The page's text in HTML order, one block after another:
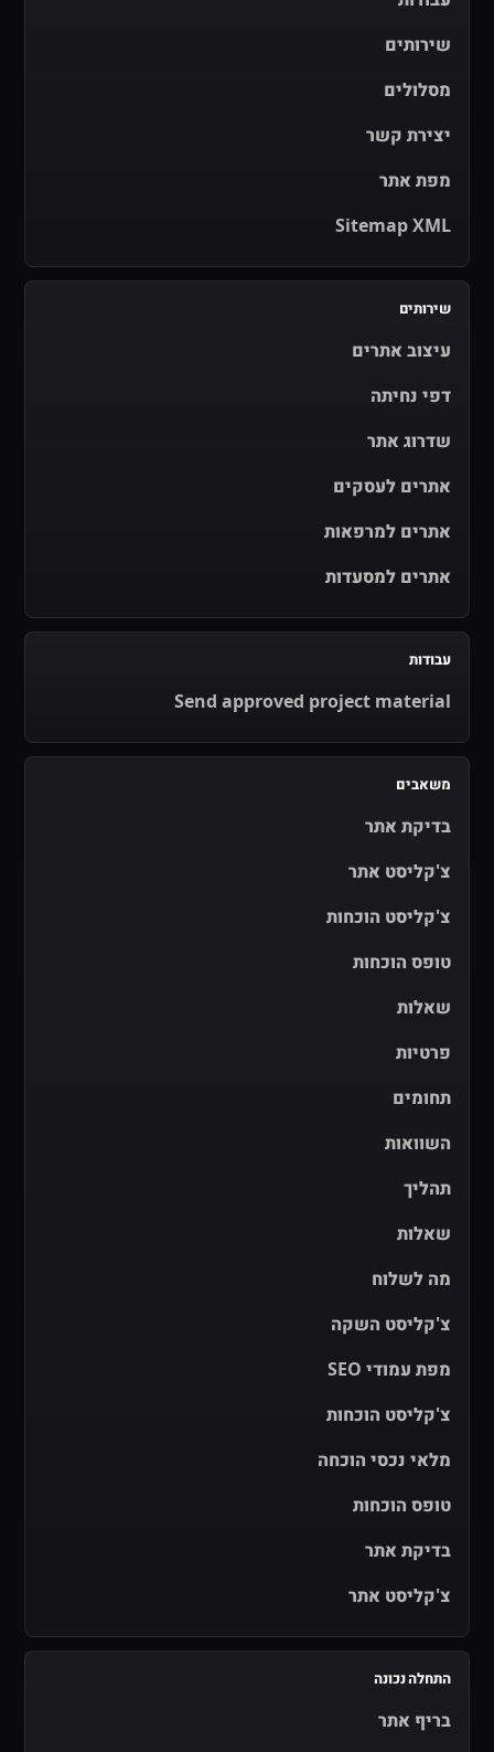
שירותים
מסלולים
יצירת קשר
מפת אתר
Sitemap XML
שירותים
עיצוב אתרים
דפי נחיתה
שדרוג אתר
אתרים לעסקים
אתרים למרפאות
אתרים למסעדות
עבודות
Send approved project material
משאבים
בדיקת אתר
צ'קליסט אתר
צ'קליסט הוכחות
טופס הוכחות
שאלות
פרטיות
תחומים
השוואות
תהליך
שאלות
מה לשלוח
צ'קליסט השקה
מפת עמודי SEO
צ'קליסט הוכחות
מלאי נכסי הוכחה
טופס הוכחות
בדיקת אתר
צ'קליסט אתר
התחלה נכונה
בריף אתר